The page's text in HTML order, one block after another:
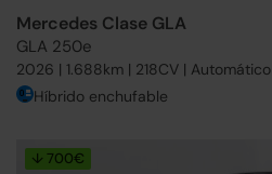
Mercedes Clase GLA
GLA 250e
2026 | 1.688km | 218CV | Automático
Híbrido enchufable
↓ 700€